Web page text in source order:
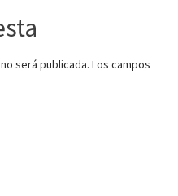
será publicada. Los campos